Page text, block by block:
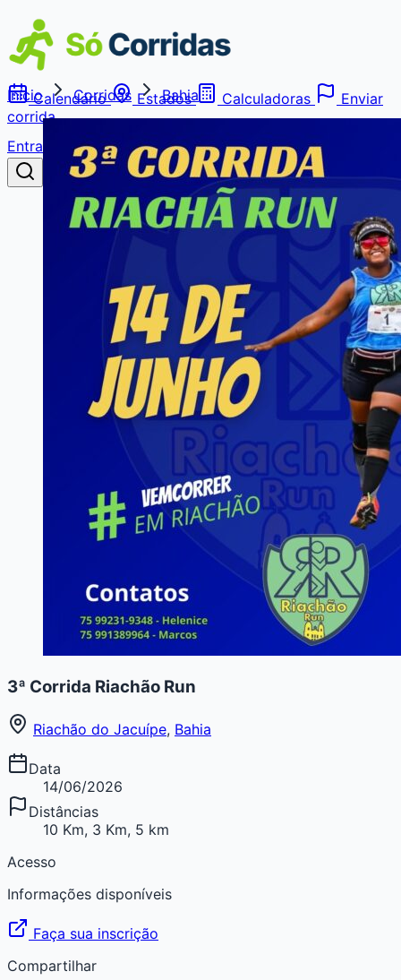
Calendário Estados Calculadoras
Enviar
corrida
Entrar
Buscar
Início Corridas Bahia
3ª Corrida Riachão Run
Riachão do Jacuípe, Bahia
Data
14/06/2026
Distâncias
10 Km, 3 Km, 5 km
Acesso
Informações disponíveis
Faça sua inscrição
Compartilhar